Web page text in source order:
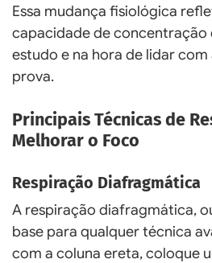
Essa mudança fisiológica
capacidade de concentração
estudo e na hora de lidar
prova.
Principais Técnicas de
Melhorar o Foco
Respiração Diafragmática
A respiração diafragmática,
base para qualquer técnica
com a coluna ereta, coloque